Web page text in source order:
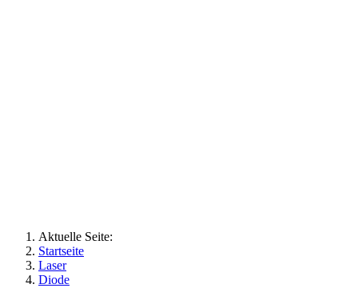
Aktuelle Seite:
Startseite
Laser
Diode